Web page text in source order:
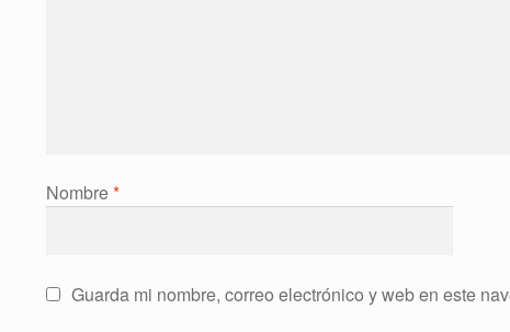
Nombre*
Guarda mi nombre, correo electrónico y web en este